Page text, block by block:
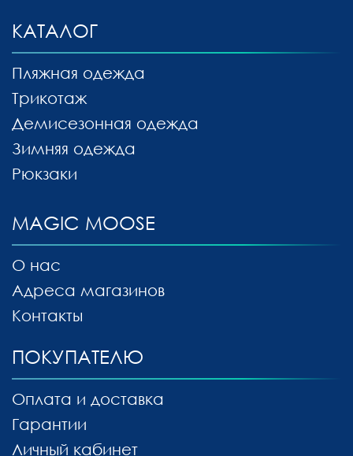
MAGIC MOOSE
О нас
Адреса магазинов
Контакты
КАТАЛОГ
Пляжная одежда
Трикотаж
Демисезонная одежда
Зимняя одежда
Рюкзаки
ПОКУПАТЕЛЮ
Оплата и доставка
Гарантии
Личный кабинет